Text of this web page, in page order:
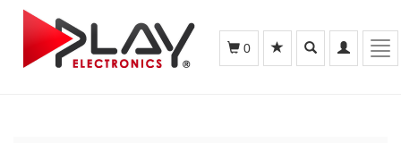
Toggle
navigation
Toggle
search
0